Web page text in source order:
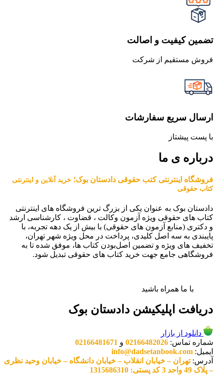
تضمین کیفیت و اصالت
فروش مستقیم از شرکت
ارسال سریع سفارشات
با پست پیشتاز
درباره ی ما
فروشگاه اینترنتی کتب حقوقی دادستان بوک؛ خرید آنلاین و اینترنتی
کتاب حقوقی
دادستان بوک به عنوان یکی از بزرگ ترین فروشگاه های اینترنتی
کتاب های حقوقی ویژه آزمون وکالت ، قضاوت ، کارشناسی ارشد
و دکتری (منابع آزمون های حقوقی) با بیش از یک دهه تجربه، با
پایبندی به سه اصل کلیدی، پرداخت در محل ویژه شهر تهران،
تخفیف های ویژه و تضمین اصل‌بودن کتاب ها، موفق شده تا به
فروشگاهی جامع جهت خرید کتاب های حقوقی تبدیل شود.
با ما همراه باشید
دریافت اپلیکیشن دادستان بوک
دانلود از بازار
شماره تماس: 02166482026 و 02166481671
ایمیل: info@dadsetanbook.com
آدرس:تهران – خیابان انقلاب – خیابان دانشگاه – خیابان وحید نظری
– پلاک 49 واحد 3 کد پستی: 1315686310